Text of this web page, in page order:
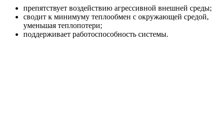
препятствует воздействию агрессивной внешней среды;
сводит к минимуму теплообмен с окружающей средой,
уменьшая теплопотери;
поддерживает работоспособность системы.